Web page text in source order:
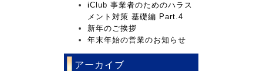
iClub 事業者のためのハラス
メント対策 基礎編 Part.4
新年のご挨拶
年末年始の営業のお知らせ
アーカイブ